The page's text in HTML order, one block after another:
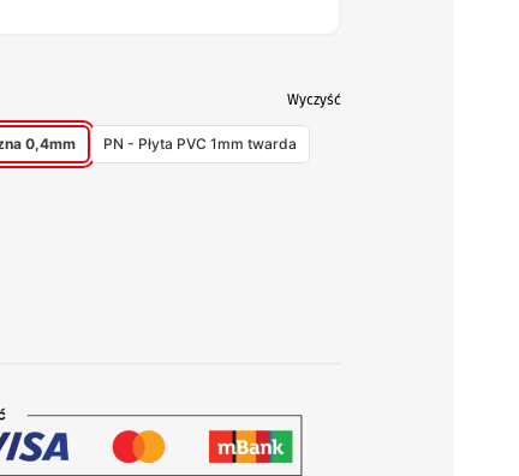
0,4mm PN - Płyta PVC 1mm twarda
Wyczyść